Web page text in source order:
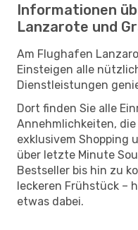
Informationen
Lanzarote und
Am Flughafen
Einsteigen alle
Dienstleistungen
Dort finden Sie alle
Annehmlichkeiten,
exklusivem Shopping
über letzte Minute
Bestseller bis hin zu
leckeren Frühstück –
etwas dabei.